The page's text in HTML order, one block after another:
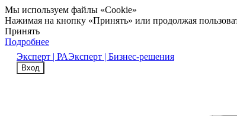
Мы используем файлы «Cookie»
Нажимая на кнопку «Принять» или продолжая
Принять
Подробнее
Эксперт | РАЭксперт | Бизнес-решения
Вход